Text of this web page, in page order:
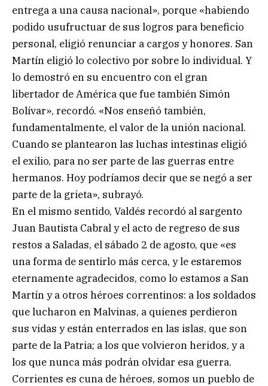
entrega a una causa nacional», porque «habiendo
podido usufructuar de sus logros para beneficio
personal, eligió renunciar a cargos y honores. San
Martín eligió lo colectivo por sobre lo individual. Y
lo demostró en su encuentro con el gran
libertador de América que fue también Simón
Bolívar», recordó. «Nos enseñó también,
fundamentalmente, el valor de la unión nacional.
Cuando se plantearon las luchas intestinas eligió
el exilio, para no ser parte de las guerras entre
hermanos. Hoy podríamos decir que se negó a ser
parte de la grieta», subrayó.
En el mismo sentido, Valdés recordó al sargento
Juan Bautista Cabral y el acto de regreso de sus
restos a Saladas, el sábado 2 de agosto, que «es
una forma de sentirlo más cerca, y le estaremos
eternamente agradecidos, como lo estamos a San
Martín y a otros héroes correntinos: a los soldados
que lucharon en Malvinas, a quienes perdieron
sus vidas y están enterrados en las islas, que son
parte de la Patria; a los que volvieron heridos, y a
los que nunca más podrán olvidar esa guerra.
Corrientes es cuna de héroes, somos un pueblo de